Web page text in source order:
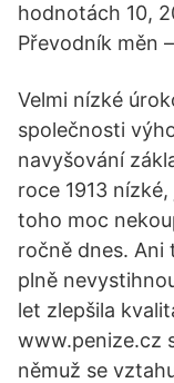
hodnotách 10,
Převodník měn
Velmi nízké
společnosti
navyšování
roce 1913
toho moc
ročně dnes. Ani
plně
let zlepšila
www.penize.cz
němuž se